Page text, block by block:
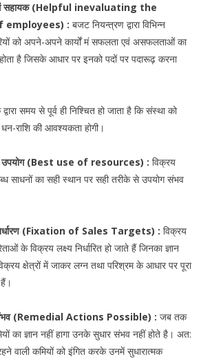
में सहायक (Helpful inevaluating the
employees) : बजट नियन्त्रण द्वारा विभिन्न
को अपने-अपने कार्यों मं सफलता एवं असफलताओं का
है जिसके आधार पर इनको पदों पर पदारूढ़ करना
समय से पूर्व ही निश्चित हो जाता है कि संस्था को
राशि की आवश्यकता होगी।
उपयोग (Best use of resources) : विक्रय
साधनों का सही स्थान पर सही तरीके से उपयोग संभव
निर्धारण (Fixation of Sales Targets) : विक्रय
के विक्रय लक्ष्य निर्धारित हो जाते हैं जिनका ज्ञान
क्षेत्रों में जाकर लग्न तथा परिश्रम के आधार पर पूरा
संभव (Remedial Actions Possible) : जब तक
का ज्ञान नहीं हागा उनके सुधार संभव नहीं होते है। अत:
वाली कमियों को इंगित करके उनमें सुधारात्मक